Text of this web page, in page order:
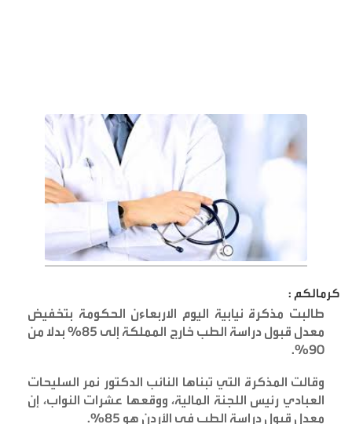
كرمالكم :
طالبت مذكرة نيابية اليوم الاربعاءن الحكومة بتخفيض
معدل قبول دراسة الطب خارج المملكة إلى 85% بدلا من
90
%.
وقالت المذكرة التي تبناها النائب الدكتور نمر السليحات
العبادي رئيس اللجنة المالية، ووقعها عشرات النواب، إن
معدل قبول دراسة الطب في الأردن هو 85
%.